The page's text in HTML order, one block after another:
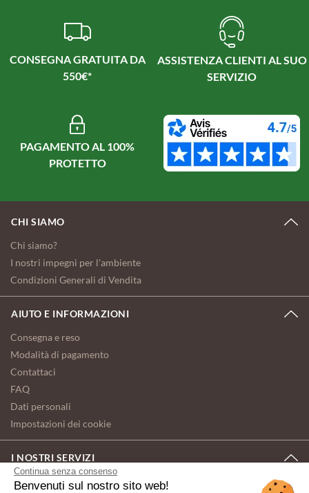
Continua senza consenso
Benvenuti sul nostro sito web!
CONSEGNA GRATUITA DA
550€*
ASSISTENZA CLIENTI AL SUO
SERVIZIO
PAGAMENTO AL 100%
PROTETTO
CHI SIAMO
Chi siamo?
I nostri impegni per l'ambiente
Condizioni Generali di Vendita
AIUTO E INFORMAZIONI
Consegna e reso
Modalità di pagamento
Contattaci
FAQ
Dati personali
Impostazioni dei cookie
I NOSTRI SERVIZI
Tagli e lavorazioni